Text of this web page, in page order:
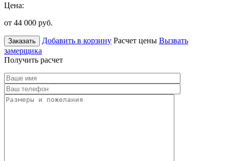
Цена:
от 44 000 руб.
Заказать Добавить в корзину Расчет цены Вызвать
замерщика
Получить расчет